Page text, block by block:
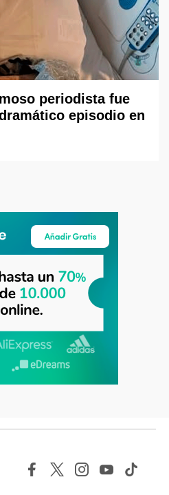
periodista fue
episodio en